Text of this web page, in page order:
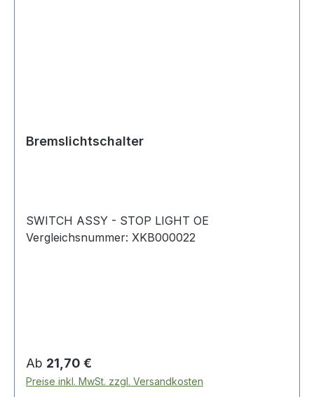
Bremslichtschalter
SWITCH ASSY - STOP LIGHT OE
Vergleichsnummer: XKB000022
Regulärer Preis:
Ab 21,70 €
Preise inkl. MwSt. zzgl. Versandkosten